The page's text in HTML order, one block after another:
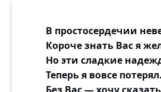
В простосердечии
Короче знать Вас я
Но эти сладкие
Теперь я вовсе потерял.